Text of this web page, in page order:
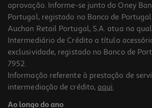
Auriculares Qilive C/micro Rosa Q.1666 886241
aprovação. Informe-se junto do Oney
Portugal, registado no Banco de Portugal
Auchan Retail Portugal, S.A. atua na
Intermediário de Crédito a título
exclusividade, registado no Banco de
7952.
Informação referente à prestação de
intermediação de crédito, aqui.
Ao longo do ano